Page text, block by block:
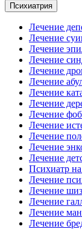
Психиатрия
Лечение
Лечение
Лечение
Лечение
Лечение
Лечение
Лечение
Лечение
Лечение
Лечение
Лечение
Лечение
Лечение
Психиатр
Лечение
Лечение
Лечение
Лечение
Лечение